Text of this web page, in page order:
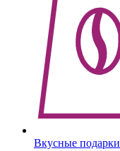
Вкусные подарки